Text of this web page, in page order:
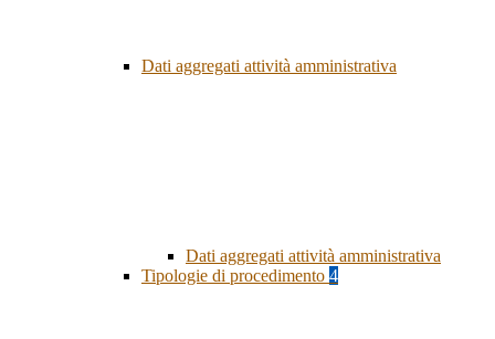
Dati aggregati attività amministrativa
Dati aggregati attività amministrativa
Tipologie di procedimento 4